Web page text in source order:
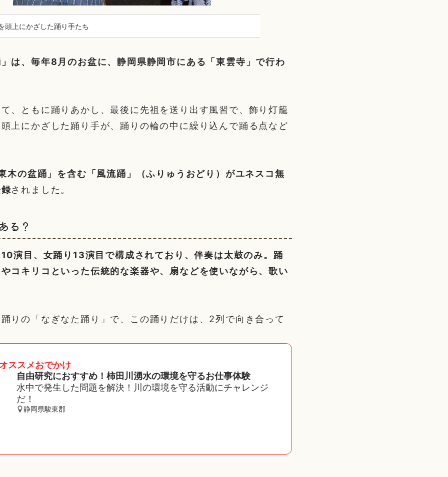
頭上にかざした踊り手たち
は、毎年8月のお盆に、静岡県静岡市にある「東雲寺」で行わ
、ともに踊りあかし、最後に先祖を送り出す風習で、飾り灯籠
上にかざした踊り手が、踊りの輪の中に繰り込んで踊る点など
木の盆踊」を含む「風流踊」（ふりゅうおどり）がユネスコ無
されました。
る？
演目、女踊り13演目で構成されており、伴奏は太鼓のみ。踊
コキリコといった伝統的な楽器や、扇などを使いながら、歌い
りの「なぎなた踊り」で、この踊りだけは、2列で向き合って
ススメおでかけ
自由研究におすすめ！柿田川湧水の環境を守るお仕事体験
水中で発生した問題を解決！川の環境を守る活動にチャレンジ
だ！
静岡県駿東郡